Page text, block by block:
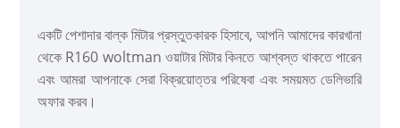
একটি পেশাদার বাল্ক মিটার প্রস্তুতকারক হিসাবে, আপনি আমাদের কারখানা
থেকে R160 woltman ওয়াটার মিটার কিনতে আশ্বস্ত থাকতে পারেন
এবং আমরা আপনাকে সেরা বিক্রয়োত্তর পরিষেবা এবং সময়মত ডেলিভারি
অফার করব।